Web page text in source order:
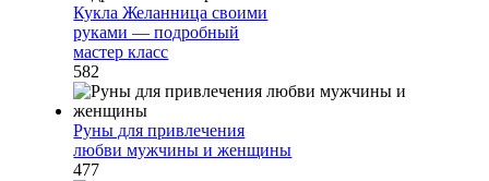
Кукла Желанница своими
руками — подробный
мастер класс
582
Руны для привлечения
любви мужчины и женщины
477